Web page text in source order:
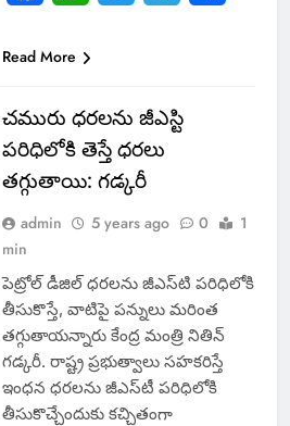
Read More
చమురు ధరలను జీఎస్టి
పరిధిలోకి తెస్తే ధరలు
తగ్గుతాయి: గడ్కరీ
admin 5 years ago 0
1
min
పెట్రోల్ డీజిల్ ధరలను జీఎస్‌టి పరిధిలోకి
తీసుకొస్తే, వాటిపై పన్నులు మరింత
తగ్గుతాయన్నారు కేంద్ర మంత్రి నితిన్
గడ్కరీ. రాష్ట్ర ప్రభుత్వాలు సహకరిస్తే
ఇంధన ధరలను జీఎస్‌టీ పరిధిలోకి
తీసుకొచ్చేందుకు కచ్చితంగా